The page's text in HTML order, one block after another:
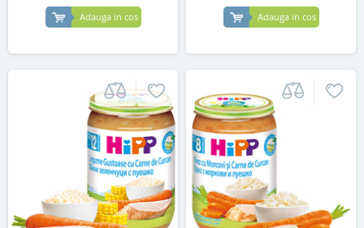
Adauga in cos Adauga in cos